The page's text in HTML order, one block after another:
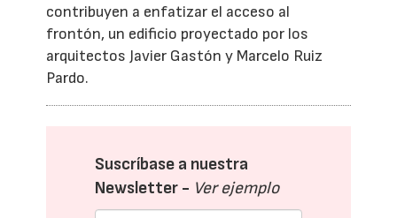
contribuyen a enfatizar el acceso al
frontón, un edificio proyectado por los
arquitectos Javier Gastón y Marcelo Ruiz
Pardo.
Suscríbase a nuestra
Newsletter - Ver ejemplo